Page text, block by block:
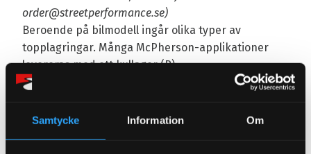
Samtycke Information Om
order@streetperformance.se)
Beroende på bilmodell ingår olika typer av
topplagringar. Många McPherson-applikationer
levereras med ett kullager (R)
eller pillowball/camber-topplagringar (P) fram. Vi
dämparna med D2:s sportshimning för dig som